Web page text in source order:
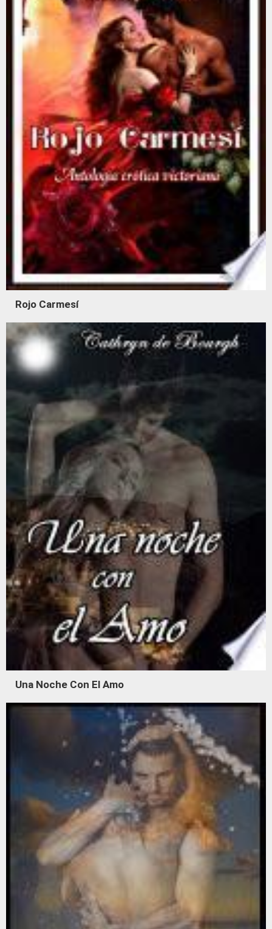
Rojo Carmesí
Una Noche Con El Amo